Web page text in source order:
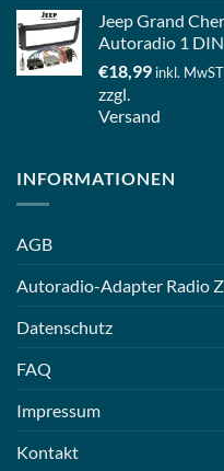
Jeep Grand
Autoradio 1 DIN
€18,99 inkl. MwST
zzgl.
Versand
INFORMATIONEN
AGB
Autoradio-Adapter Radio
Datenschutz
FAQ
Impressum
Kontakt